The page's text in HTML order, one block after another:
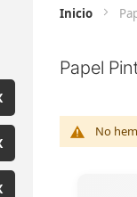
Inicio
Papel
No